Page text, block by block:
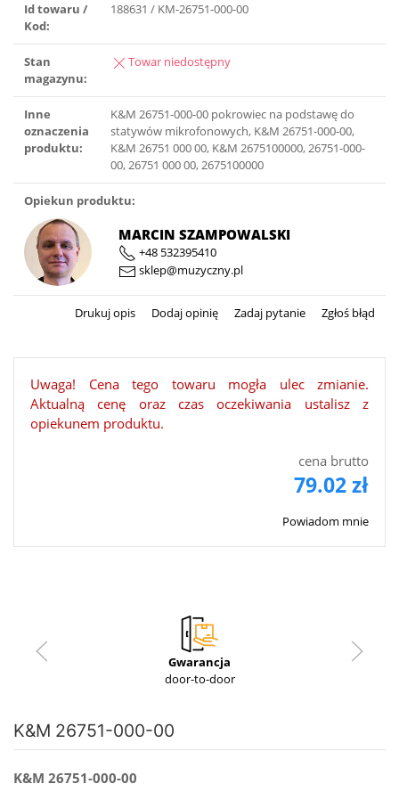
Id towaru /
Kod:
188631 / KM-26751-000-00
Stan
magazynu:
Towar niedostępny
Inne
oznaczenia
produktu:
K&M 26751-000-00 pokrowiec na podstawę do
statywów mikrofonowych, K&M 26751-000-00,
K&M 26751 000 00, K&M 2675100000, 26751-000-
00, 26751 000 00, 2675100000
Opiekun produktu:
MARCIN SZAMPOWALSKI
+48 532395410
sklep@muzyczny.pl
Drukuj opis Dodaj opinię Zadaj pytanie Zgłoś błąd
Uwaga! Cena tego towaru mogła ulec zmianie.
Aktualną cenę oraz czas oczekiwania ustalisz z
opiekunem produktu.
cena brutto
79.02 zł
Powiadom mnie
Gwarancja
door-to-door
K&M 26751-000-00
K&M 26751-000-00